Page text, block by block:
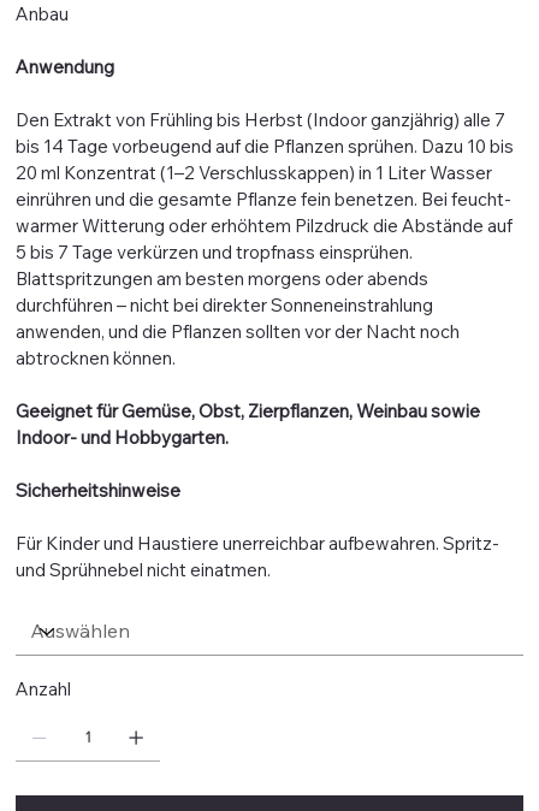
Anbau
Anwendung
Den Extrakt von Frühling bis Herbst (Indoor ganzjährig) alle 7
bis 14 Tage vorbeugend auf die Pflanzen sprühen. Dazu 10 bis
20 ml Konzentrat (1–2 Verschlusskappen) in 1 Liter Wasser
einrühren und die gesamte Pflanze fein benetzen. Bei feucht-
warmer Witterung oder erhöhtem Pilzdruck die Abstände auf
5 bis 7 Tage verkürzen und tropfnass einsprühen.
Blattspritzungen am besten morgens oder abends
durchführen – nicht bei direkter Sonneneinstrahlung
anwenden, und die Pflanzen sollten vor der Nacht noch
abtrocknen können.
Geeignet für Gemüse, Obst, Zierpflanzen, Weinbau sowie
Indoor- und Hobbygarten.
Sicherheitshinweise
Für Kinder und Haustiere unerreichbar aufbewahren. Spritz-
und Sprühnebel nicht einatmen.
Anzahl